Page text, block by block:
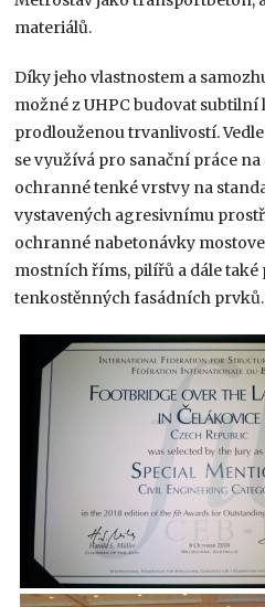
materiálů.
Díky jeho vlastnostem a
možné z UHPC budovat
prodlouženou trvanlivostí.
se využívá pro sanační práce
ochranné tenké vrstvy na
vystavených agresivnímu
ochranné nabetonávky
mostních říms, pilířů a dále
tenkostěnných fasádních prvků.